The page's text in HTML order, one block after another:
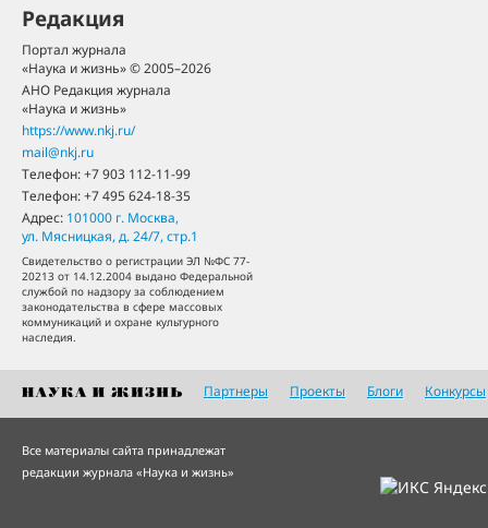
Редакция
Портал журнала
«Наука и жизнь» © 2005–2026
АНО Редакция журнала
«Наука и жизнь»
https://www.nkj.ru/
mail@nkj.ru
Телефон:+7 903 112-11-99
Телефон:+7 495 624-18-35
Адрес: 101000 г. Москва,
ул. Мясницкая, д. 24/7, стр.1
Свидетельство о регистрации ЭЛ №ФС 77-
20213 от 14.12.2004 выдано Федеральной
службой по надзору за соблюдением
законодательства в сфере массовых
коммуникаций и охране культурного
наследия.
Партнеры Проекты Блоги Конкурсы
Все материалы сайта принадлежат
редакции журнала «Наука и жизнь»